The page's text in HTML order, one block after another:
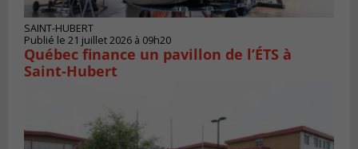
SAINT-HUBERT
Publié le 21 juillet 2026 à 09h20
Québec finance un pavillon de l’ÉTS à
Saint‑Hubert